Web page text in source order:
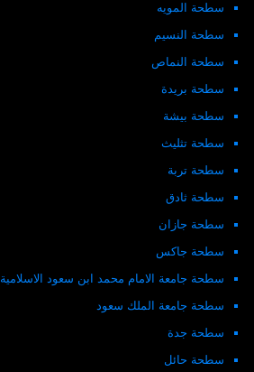
سطحة المويه
سطحة النسيم
سطحة النماص
سطحة بريدة
سطحة بيشة
سطحة تثليث
سطحة تربة
سطحة ثادق
سطحة جازان
سطحة جاكس
سطحة جامعة الامام محمد ابن سعود الاسلامية
سطحة جامعة الملك سعود
سطحة جدة
سطحة حائل